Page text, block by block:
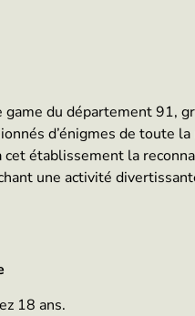
du département 91,
d’énigmes de toute
établissement la
une activité
18 ans.